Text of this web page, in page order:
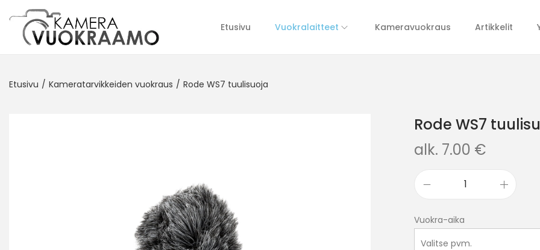
Etusivu Vuokralaitteet Kameravuokraus Artikkelit
Etusivu / Kameratarvikkeiden vuokraus / Rode WS7 tuulisuoja
Rode WS7
alk. 7.00 €
Vuokra-aika